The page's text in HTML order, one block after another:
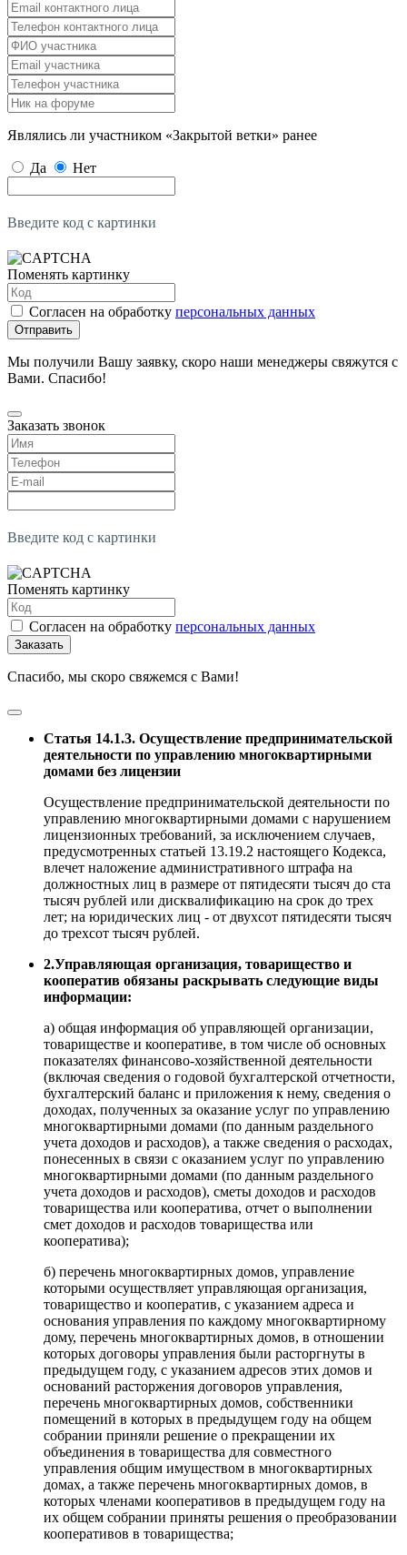
Являлись ли участником «Закрытой ветки» ранее
Да Нет
Введите код с картинки
Поменять картинку
Согласен на обработку персональных данных
Отправить
Мы получили Вашу заявку, скоро наши менеджеры свяжутся с
Вами. Спасибо!
Заказать звонок
Введите код с картинки
Поменять картинку
Согласен на обработку персональных данных
Заказать
Спасибо, мы скоро свяжемся с Вами!
Статья 14.1.3. Осуществление предпринимательской
деятельности по управлению многоквартирными
домами без лицензии
Осуществление предпринимательской деятельности по
управлению многоквартирными домами с нарушением
лицензионных требований, за исключением случаев,
предусмотренных статьей 13.19.2 настоящего Кодекса,
влечет наложение административного штрафа на
должностных лиц в размере от пятидесяти тысяч до ста
тысяч рублей или дисквалификацию на срок до трех
лет; на юридических лиц - от двухсот пятидесяти тысяч
до трехсот тысяч рублей.
2.Управляющая организация, товарищество и
кооператив обязаны раскрывать следующие виды
информации:
а) общая информация об управляющей организации,
товариществе и кооперативе, в том числе об основных
показателях финансово-хозяйственной деятельности
(включая сведения о годовой бухгалтерской отчетности,
бухгалтерский баланс и приложения к нему, сведения о
доходах, полученных за оказание услуг по управлению
многоквартирными домами (по данным раздельного
учета доходов и расходов), а также сведения о расходах,
понесенных в связи с оказанием услуг по управлению
многоквартирными домами (по данным раздельного
учета доходов и расходов), сметы доходов и расходов
товарищества или кооператива, отчет о выполнении
смет доходов и расходов товарищества или
кооператива);
б) перечень многоквартирных домов, управление
которыми осуществляет управляющая организация,
товарищество и кооператив, с указанием адреса и
основания управления по каждому многоквартирному
дому, перечень многоквартирных домов, в отношении
которых договоры управления были расторгнуты в
предыдущем году, с указанием адресов этих домов и
оснований расторжения договоров управления,
перечень многоквартирных домов, собственники
помещений в которых в предыдущем году на общем
собрании приняли решение о прекращении их
объединения в товарищества для совместного
управления общим имуществом в многоквартирных
домах, а также перечень многоквартирных домов, в
которых членами кооперативов в предыдущем году на
их общем собрании приняты решения о преобразовании
кооперативов в товарищества;